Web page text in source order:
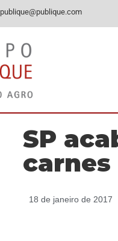
publique@publique.com
SP
carnes
18 de janeiro de 2017